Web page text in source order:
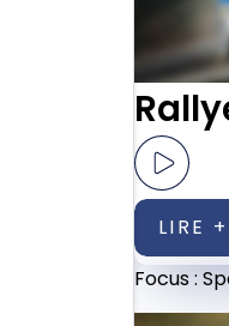
LIRE +
Focus :